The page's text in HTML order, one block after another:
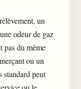
un
odeur de gaz
pas du même
ou un
standard peut